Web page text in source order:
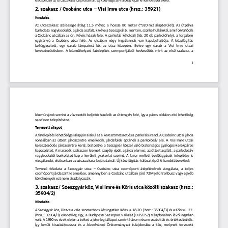
1
2. szakasz / Csobánc utca – Visi Imre utca (hrsz.: 35921)
Kiindulás
Az  utcaszakasz  szélessége  átlag  11,5  méter,  a  hossza  80  méter  (~920  m2  alapterület).  Az  útpálya
burkolata nagykockakő, a járda aszfalt, kivéve a Szeszgyár 6. mentén, szürke hullámkő, ami folytatódik
a  Csobánc  utcában  az  ún. Kévés házak  felé.  A parkolás  kétoldali  (kb.  20  db parkolóhely),  a  forgalom
egyirányú  a  Csobánc  utca  felé.  Az  utcában  négy  ingatlannak  van  kapubehajtója.  A  közvilágítás
befüggesztett,  egy  darab  lámpatest  kb.  az  utca  közepén,  illetve  egy  darab  a  Visi  Imre  utcai
kereszteződésben.  A  közműhelyzet  fatelepítés  szempontjából  kedvezőbb,  mint  az  első  szakasz, a
közműrajzok szerint a vízvezeték beljebb húzódik az úttengely felé, így a páros oldalon elvi lehetőség
van fasor telepítésére.
Tervezett állapot
A fatelepítés lehetőségei alapján alakul át a keresztmetszet és a parkolási rend. A Csobánc utcai járda
vonalában  az  úttest  járdaszintre  emelkedik,  járdafülek  épülnek  a  parkolósáv  elé.  A  Visi  Imre  utcai
kereszteződés  járdaszintre kerül,  biztosítva  a Szeszgyár  közzel való  biztonságos  gyalogos-kerékpáros
kapcsolatot. A maradék szakaszon kiemelt szegély épül, a járda elemes, az úttest aszfalt, a parkolósáv
nagykockakő  burkolatot  kap  a  kerületi  gyakorlat  szerint.  A  fasor  mellett  évelőágyások  telepítése  is
vizsgálandó, elsősorban az utcaszakasz bejáratainál. Új közvilágítás-hálózat épül ki kandeláberekkel.
Tervező  feladata  a  Szeszgyár  utca – Csobánc  utca  csomópont  átépítésének  vizsgálata,  a  teljes
csomópont járdaszintre emelése, amennyiben a Csobánc utcában járó 72M jelű trolibusz vagy egyéb
körülmények ezt nem akadályozzák.
3. szakasz / Szeszgyár köz, Visi Imre és Kőris utca közötti szakasz(hrsz.:
35904/2)
Kiindulás
A Szeszgyár köz, illetve a vele szomszédos két ingatlan Kőris u. 18-20. (hrsz.: 35904/3) és a Kőris u. 22.
(hrsz.: 35904/1) eredetileg egy, a Budapesti Szeszipari Vállalat (BUSZESZ) tulajdonában lévő ingatlan
volt. A 1990-es évek elején a telket a jelenlegi állapot szerint három részre osztották és értékesítették.
Így  került  kiszabályozásra  és  a  Józsefvárosi  Önkormányzat  tulajdonába  a  köz,  melynek  tervezett